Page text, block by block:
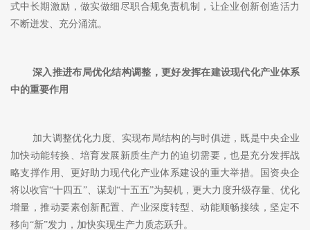
式中长期激励，做实做细尽职合规免责机制，让企业创新创造活力
不断迸发、充分涌流。
深入推进布局优化结构调整，更好发挥在建设现代化产业体系
中的重要作用
加大调整优化力度、实现布局结构的与时俱进，既是中央企业
加快动能转换、培育发展新质生产力的迫切需要，也是充分发挥战
略支撑作用、更好助力现代化产业体系建设的重大举措。国资央企
将以收官“十四五”、谋划“十五五”为契机，更大力度升级存量、优化
增量，推动要素创新配置、产业深度转型、动能顺畅接续，坚定不
移向“新”发力，加快实现生产力质态跃升。